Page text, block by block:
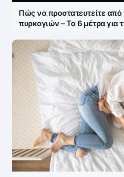
Πώς να προστατευτείτε
πυρκαγιών – Τα 6 μέτρα για